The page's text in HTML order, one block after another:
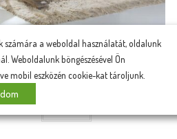
Leírás, fotók, ár
ANTICA ÉTKEZŐASZTAL 591684
számára a weboldal használatát, oldalunk
Weboldalunk böngészésével Ön
mobil eszközén cookie-kat tároljunk.